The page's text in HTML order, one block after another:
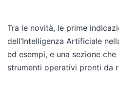
Tra le novità, le prime
dell’Intelligenza Artificiale
ed esempi, e una sezione
strumenti operativi pronti da